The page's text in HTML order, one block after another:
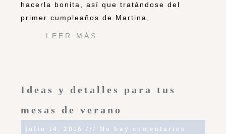
hacerla bonita, así que tratándose del
primer cumpleaños de Martina,
LEER MÁS
Ideas y detalles para tus
mesas de verano
julio 14, 2016 No hay comentarios